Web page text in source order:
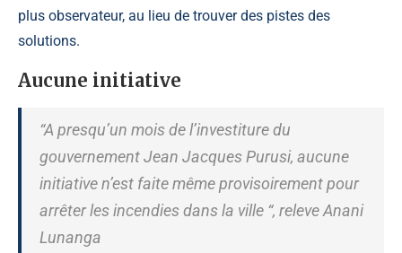
plus observateur, au lieu de trouver des pistes des
solutions.
Aucune initiative
“A presqu’un mois de l’investiture du
gouvernement Jean Jacques Purusi, aucune
initiative n’est faite même provisoirement pour
arrêter les incendies dans la ville “, releve Anani
Lunanga